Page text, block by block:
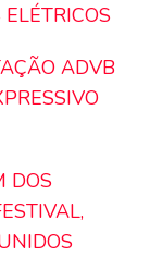
ADVB
DOS